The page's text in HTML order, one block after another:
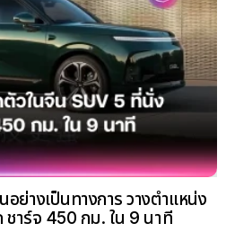
ย่างเป็นทางการ วางตำแหน่ง
ชาร์จ 450 กม. ใน 9 นาที